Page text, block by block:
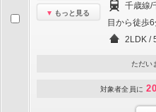
もっと見る
千歳線/
目から徒歩
2LDK /
ただい
対象者全員に